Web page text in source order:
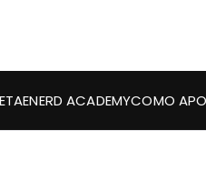
Nerd
ACADEMYCOMO